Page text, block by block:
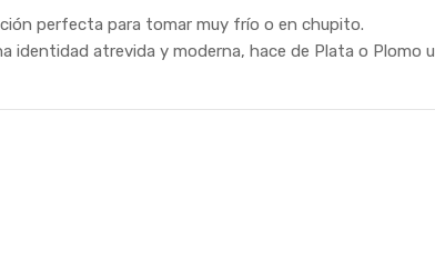
perfecta para tomar muy frío o en chupito.
identidad atrevida y moderna, hace de Plata o